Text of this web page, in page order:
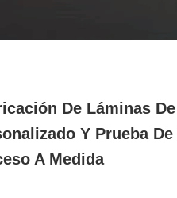
De Láminas
Y Prueba
A Medida